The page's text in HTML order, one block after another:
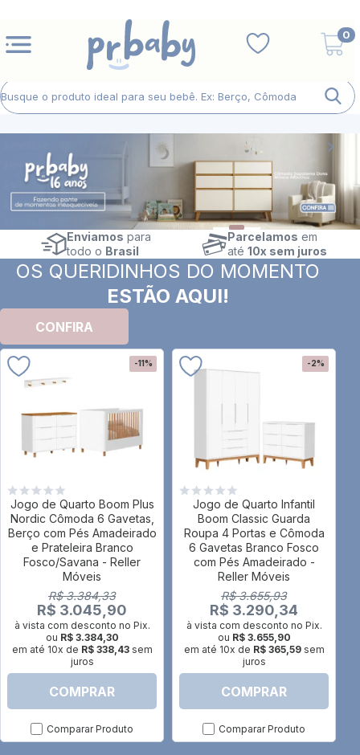
0
Enviamos para
todo o Brasil
Parcelamos em
até 10x sem juros
OS QUERIDINHOS DO MOMENTO
ESTÃO AQUI!
CONFIRA
-11%
Jogo de Quarto Boom Plus
Nordic Cômoda 6 Gavetas,
Berço com Pés Amadeirado
e Prateleira Branco
Fosco/Savana - Reller
Móveis
R$ 3.384,33
R$ 3.045,90
à vista com desconto no Pix.
ou R$ 3.384,30
em até 10x de R$ 338,43sem
juros
COMPRAR
Comparar Produto
-2%
Jogo de Quarto Infantil
Boom Classic Guarda
Roupa 4 Portas e Cômoda
6 Gavetas Branco Fosco
com Pés Amadeirado -
Reller Móveis
R$ 3.655,93
R$ 3.290,34
à vista com desconto no Pix.
ou R$ 3.655,90
em até 10x de R$ 365,59sem
juros
COMPRAR
Comparar Produto